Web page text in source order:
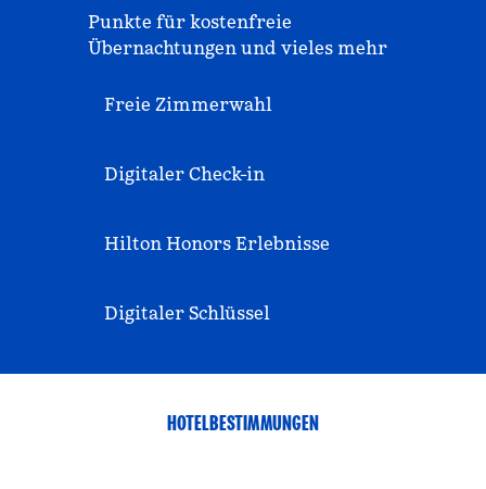
Punkte für kostenfreie
Übernachtungen und vieles mehr
Freie Zimmerwahl
Digitaler Check-in
Hilton Honors Erlebnisse
Digitaler Schlüssel
HOTELBESTIMMUNGEN